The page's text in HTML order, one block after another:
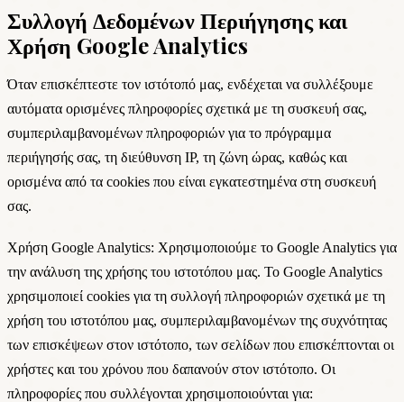
Συλλογή Δεδομένων Περιήγησης και
Χρήση Google Analytics
Όταν επισκέπτεστε τον ιστότοπό μας, ενδέχεται να συλλέξουμε
αυτόματα ορισμένες πληροφορίες σχετικά με τη συσκευή σας,
συμπεριλαμβανομένων πληροφοριών για το πρόγραμμα
περιήγησής σας, τη διεύθυνση IP, τη ζώνη ώρας, καθώς και
ορισμένα από τα cookies που είναι εγκατεστημένα στη συσκευή
σας.
Χρήση Google Analytics: Χρησιμοποιούμε το Google Analytics για
την ανάλυση της χρήσης του ιστοτόπου μας. Το Google Analytics
χρησιμοποιεί cookies για τη συλλογή πληροφοριών σχετικά με τη
χρήση του ιστοτόπου μας, συμπεριλαμβανομένων της συχνότητας
των επισκέψεων στον ιστότοπο, των σελίδων που επισκέπτονται οι
χρήστες και του χρόνου που δαπανούν στον ιστότοπο. Οι
πληροφορίες που συλλέγονται χρησιμοποιούνται για: